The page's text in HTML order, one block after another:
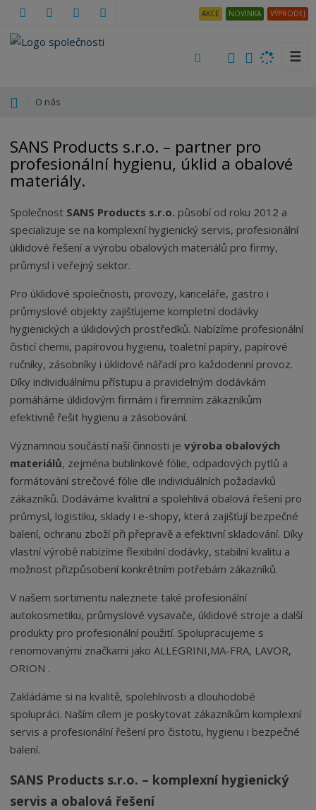
d
a
AKCE NOVINKA VÝPRODEJ
☰
d
n
í
t
r
a
a
O nás
SANS Products s.r.o. – partner pro
profesionální hygienu, úklid a obalové
materiály.
Společnost SANS Products s.r.o. působí od roku 2012 a
specializuje se na komplexní hygienický servis, profesionální
úklidové řešení a výrobu obalových materiálů pro firmy,
průmysl i veřejný sektor.
Pro úklidové společnosti, provozy, kanceláře, gastro i
průmyslové objekty zajišťujeme kompletní dodávky
hygienických a úklidových prostředků. Nabízíme profesionální
čisticí chemii, papírovou hygienu, toaletní papíry, papírové
ručníky, zásobníky i úklidové nářadí pro každodenní provoz.
Díky individuálnímu přístupu a pravidelným dodávkám
pomáháme úklidovým firmám i firemním zákazníkům
efektivně řešit hygienu a zásobování.
Významnou součástí naší činnosti jevýroba obalových
materiálů, zejména bublinkové fólie, odpadových pytlů a
formátování strečové fólie dle individuálních požadavků
zákazníků. Dodáváme kvalitní a spolehlivá obalová řešení pro
průmysl, logistiku, sklady i e-shopy, která zajišťují bezpečné
balení, ochranu zboží při přepravě a efektivní skladování. Díky
vlastní výrobě nabízíme flexibilní dodávky, stabilní kvalitu a
možnost přizpůsobení konkrétním potřebám zákazníků.
V našem sortimentu naleznete také profesionální
autokosmetiku, průmyslové vysavače, úklidové stroje a další
produkty pro profesionální použití. Spolupracujeme s
renomovanými značkami jako ALLEGRINI,MA-FRA, LAVOR,
ORION .
Zakládáme si na kvalitě, spolehlivosti a dlouhodobé
spolupráci. Naším cílem je poskytovat zákazníkům komplexní
servis a profesionální řešení pro čistotu, hygienu i bezpečné
balení.
SANS Products s.r.o. – komplexní hygienický
servis a obalová řešení